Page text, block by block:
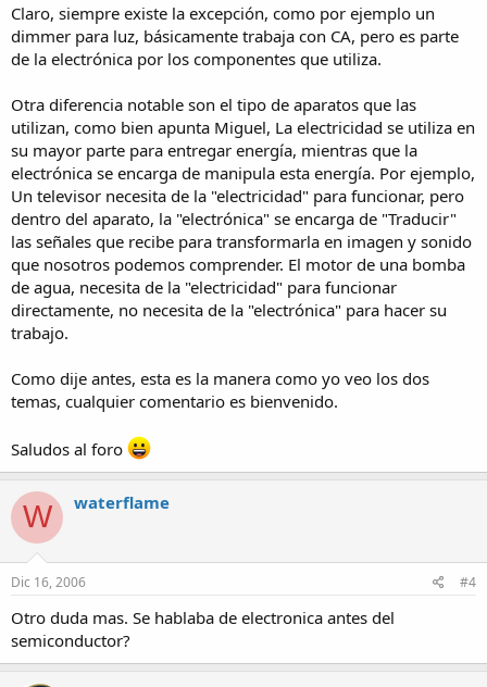
Claro, siempre existe la excepción, como por ejemplo un
dimmer para luz, básicamente trabaja con CA, pero es parte
de la electrónica por los componentes que utiliza.
Otra diferencia notable son el tipo de aparatos que las
utilizan, como bien apunta Miguel, La electricidad se utiliza en
su mayor parte para entregar energía, mientras que la
electrónica se encarga de manipula esta energía. Por ejemplo,
Un televisor necesita de la "electricidad" para funcionar, pero
dentro del aparato, la "electrónica" se encarga de "Traducir"
las señales que recibe para transformarla en imagen y sonido
que nosotros podemos comprender. El motor de una bomba
de agua, necesita de la "electricidad" para funcionar
directamente, no necesita de la "electrónica" para hacer su
trabajo.
Como dije antes, esta es la manera como yo veo los dos
temas, cualquier comentario es bienvenido.
Saludos al foro
W waterflame
Dic 16, 2006 #4
Otro duda mas. Se hablaba de electronica antes del
semiconductor?